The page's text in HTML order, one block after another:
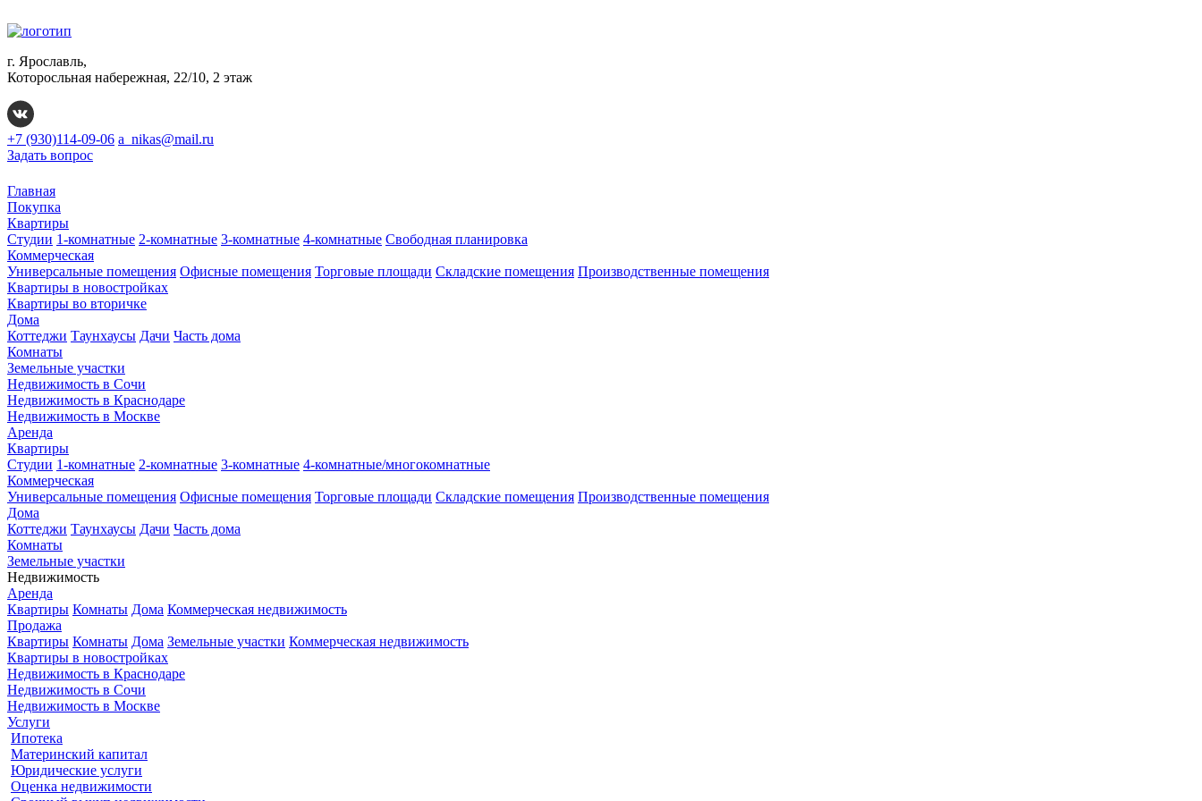
г. Ярославль,
Которосльная набережная, 22/10, 2 этаж
+7 (930)114-09-06 a_nikas@mail.ru
Задать вопрос
Главная
Покупка
Квартиры
Студии 1-комнатные 2-комнатные 3-комнатные 4-комнатные Свободная планировка
Коммерческая
Универсальные помещения Офисные помещения Торговые площади Складские помещения Производственные помещения
Квартиры в новостройках
Квартиры во вторичке
Дома
Коттеджи Таунхаусы Дачи Часть дома
Комнаты
Земельные участки
Недвижимость в Сочи
Недвижимость в Краснодаре
Недвижимость в Москве
Аренда
Квартиры
Студии 1-комнатные 2-комнатные 3-комнатные 4-комнатные/многокомнатные
Коммерческая
Универсальные помещения Офисные помещения Торговые площади Складские помещения Производственные помещения
Дома
Коттеджи Таунхаусы Дачи Часть дома
Комнаты
Земельные участки
Недвижимость
Аренда
Квартиры Комнаты Дома Коммерческая недвижимость
Продажа
Квартиры Комнаты Дома Земельные участки Коммерческая недвижимость
Квартиры в новостройках
Недвижимость в Краснодаре
Недвижимость в Сочи
Недвижимость в Москве
Услуги
Ипотека
Материнский капитал
Юридические услуги
Оценка недвижимости